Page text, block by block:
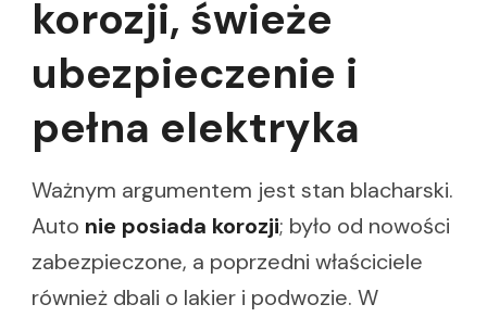
korozji, świeże
ubezpieczenie i
pełna elektryka
Ważnym argumentem jest stan blacharski.
Auto nie posiada korozji; było od nowości
zabezpieczone, a poprzedni właściciele
również dbali o lakier i podwozie. W